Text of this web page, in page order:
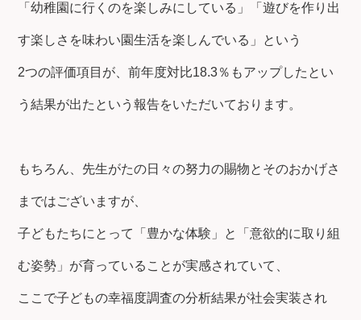
「幼稚園に行くのを楽しみにしている」「遊びを作り出
す楽しさを味わい園生活を楽しんでいる」という
2つの評価項目が、前年度対比18.3％もアップしたとい
う結果が出たという報告をいただいております。
もちろん、先生がたの日々の努力の賜物とそのおかげさ
まではございますが、
子どもたちにとって「豊かな体験」と「意欲的に取り組
む姿勢」が育っていることが実感されていて、
ここで子どもの幸福度調査の分析結果が社会実装され